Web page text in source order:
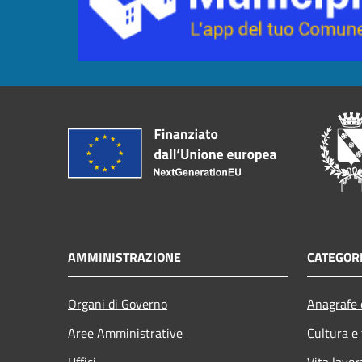
AMMINISTRAZIONE
Organi di Governo
Aree Amministrative
Cultura